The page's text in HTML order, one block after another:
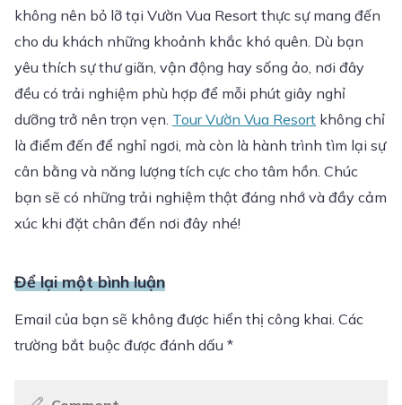
không nên bỏ lỡ tại Vườn Vua Resort thực sự mang đến
cho du khách những khoảnh khắc khó quên. Dù bạn
yêu thích sự thư giãn, vận động hay sống ảo, nơi đây
đều có trải nghiệm phù hợp để mỗi phút giây nghỉ
dưỡng trở nên trọn vẹn. Tour Vườn Vua Resort không chỉ
là điểm đến để nghỉ ngơi, mà còn là hành trình tìm lại sự
cân bằng và năng lượng tích cực cho tâm hồn. Chúc
bạn sẽ có những trải nghiệm thật đáng nhớ và đầy cảm
xúc khi đặt chân đến nơi đây nhé!
Để lại một bình luận
Email của bạn sẽ không được hiển thị công khai. Các
trường bắt buộc được đánh dấu*